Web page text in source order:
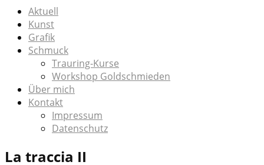
Aktuell
Kunst
Grafik
Schmuck
Trauring-Kurse
Workshop Goldschmieden
Über mich
Kontakt
Impressum
Datenschutz
La traccia II